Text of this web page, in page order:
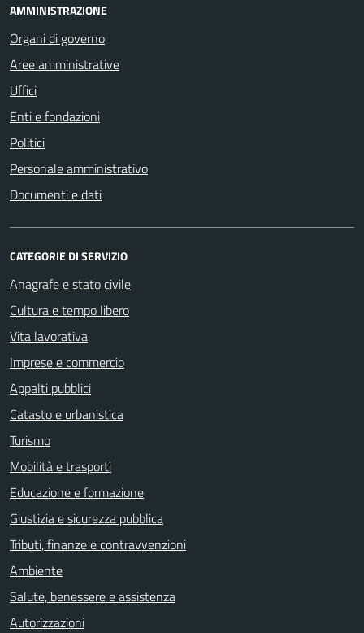
AMMINISTRAZIONE
Organi di governo
Aree amministrative
Uffici
Enti e fondazioni
Politici
Personale amministrativo
Documenti e dati
CATEGORIE DI SERVIZIO
Anagrafe e stato civile
Cultura e tempo libero
Vita lavorativa
Imprese e commercio
Appalti pubblici
Catasto e urbanistica
Turismo
Mobilità e trasporti
Educazione e formazione
Giustizia e sicurezza pubblica
Tributi, finanze e contravvenzioni
Ambiente
Salute, benessere e assistenza
Autorizzazioni